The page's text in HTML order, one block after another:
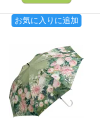
お気に入りに追加